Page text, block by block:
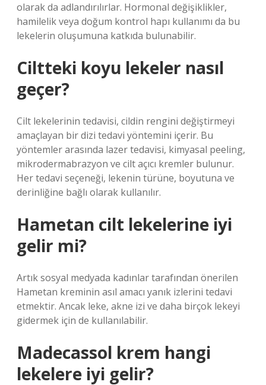
olarak da adlandırılırlar. Hormonal değişiklikler,
hamilelik veya doğum kontrol hapı kullanımı da bu
lekelerin oluşumuna katkıda bulunabilir.
Ciltteki koyu lekeler nasıl
geçer?
Cilt lekelerinin tedavisi, cildin rengini değiştirmeyi
amaçlayan bir dizi tedavi yöntemini içerir. Bu
yöntemler arasında lazer tedavisi, kimyasal peeling,
mikrodermabrazyon ve cilt açıcı kremler bulunur.
Her tedavi seçeneği, lekenin türüne, boyutuna ve
derinliğine bağlı olarak kullanılır.
Hametan cilt lekelerine iyi
gelir mi?
Artık sosyal medyada kadınlar tarafından önerilen
Hametan kreminin asıl amacı yanık izlerini tedavi
etmektir. Ancak leke, akne izi ve daha birçok lekeyi
gidermek için de kullanılabilir.
Madecassol krem hangi
lekelere iyi gelir?